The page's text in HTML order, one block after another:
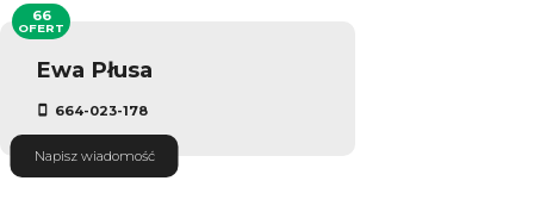
Ewa Płusa
664-023-178
Napisz wiadomość
66
OFERT